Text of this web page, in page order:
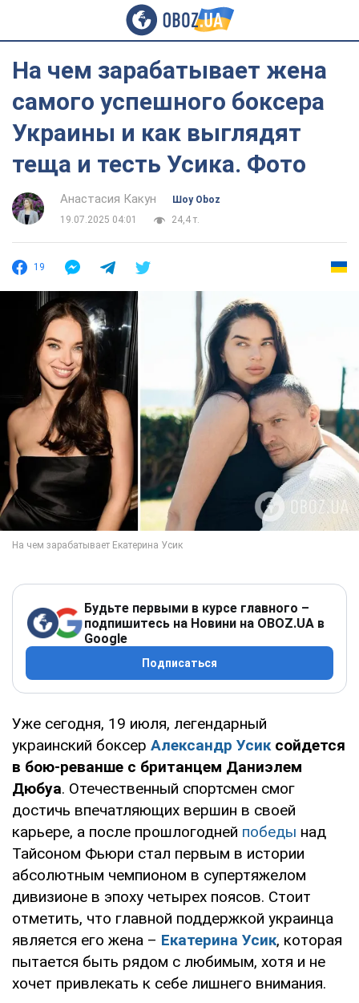
На чем зарабатывает жена
самого успешного боксера
Украины и как выглядят
теща и тесть Усика. Фото
Анастасия Какун
Шоу Oboz
19.07.2025 04:01
24,4 т.
19
Будьте первыми в курсе главного –
подпишитесь на Новини на OBOZ.UA в
Google
Подписаться
Уже сегодня, 19 июля, легендарный
украинский боксер Александр Усиксойдется
в бою-реванше с британцем Даниэлем
Дюбуа. Отечественный спортсмен смог
достичь впечатляющих вершин в своей
карьере, а после прошлогодней победы над
Тайсоном Фьюри стал первым в истории
абсолютным чемпионом в супертяжелом
дивизионе в эпоху четырех поясов. Стоит
отметить, что главной поддержкой украинца
является его жена – Екатерина Усик, которая
пытается быть рядом с любимым, хотя и не
хочет привлекать к себе лишнего внимания.